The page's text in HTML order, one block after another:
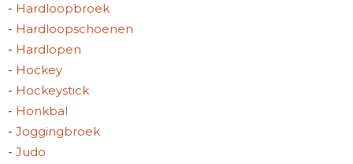
- Hardloopbroek
- Hardloopschoenen
- Hardlopen
- Hockey
- Hockeystick
- Honkbal
- Joggingbroek
- Judo